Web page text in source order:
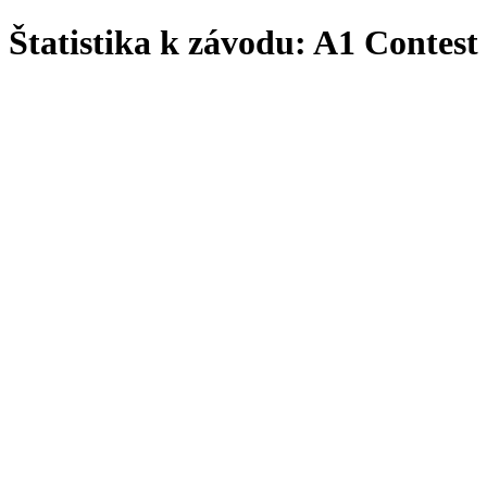
Štatistika k závodu: A1 Contest